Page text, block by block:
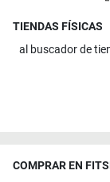
TIENDAS FÍSICAS
al buscador de
COMPRAR EN